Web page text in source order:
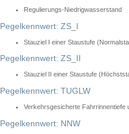
Regulierungs-Niedrigwasserstand
Pegelkennwert: ZS_I
Stauziel I einer Staustufe
Pegelkennwert: ZS_II
Stauziel II einer Staustufe
Pegelkennwert: TUGLW
Verkehrsgesicherte Fahrrinnentiefe
Pegelkennwert: NNW